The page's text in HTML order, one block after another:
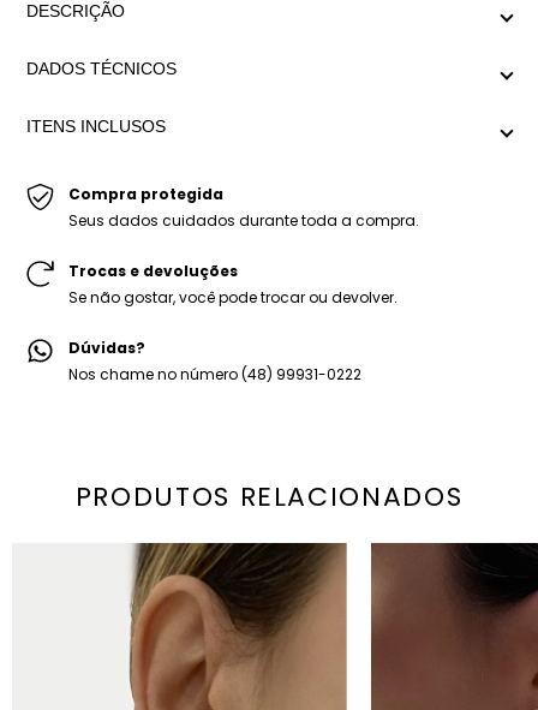
DESCRIÇÃO
Ear Cuff de leoa com duas pedras naturais quartzo
DADOS TÉCNICOS
Peso médio: 18g o par
ITENS INCLUSOS
-Embalagem personalizada Mariana Dias Acessórios.
Compra protegida
Seus dados cuidados durante toda a compra.
Trocas e devoluções
Se não gostar, você pode trocar ou devolver.
Dúvidas?
Nos chame no número (48) 99931-0222
PRODUTOS RELACIONADOS